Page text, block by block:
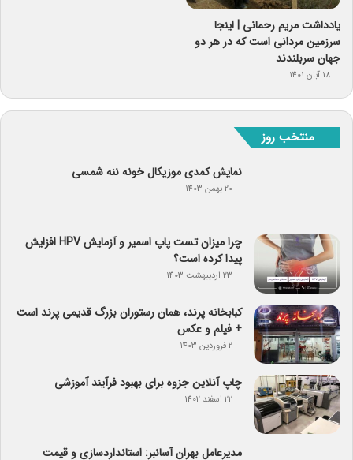
یادداشت مریم رحمانی | اینجا
سرزمین مردانی است که در هر دو
جهان سربلندند
18 آبان 1401
منتخب روز
نمایش کمدی موزیکال خونه ننه شمسی
20 بهمن 1403
چرا میزان تست پاپ اسمیر و آزمایش HPV افزایش
پیدا کرده است؟
23 اردیبهشت 1403
کبابخانه پرند، همان رستوران بزرگ قدیمی پرند است
+ فیلم و عکس
2 فروردین 1403
چاپ آنلاین جزوه برای بهبود فرآیند آموزشی
22 اسفند 1402
مدیرعامل بهران آسانبر: استانداردسازی و قیمت